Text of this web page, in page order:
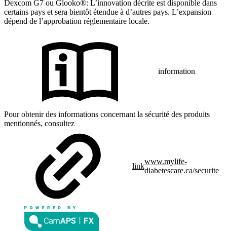
Dexcom G7 ou Glooko®: L’innovation décrite est disponible dans
certains pays et sera bientôt étendue à d’autres pays. L’expansion
dépend de l’approbation réglementaire locale.
information
Pour obtenir des informations concernant la sécurité des produits
mentionnés, consultez
link
www.mylife-
diabetescare.ca/securite